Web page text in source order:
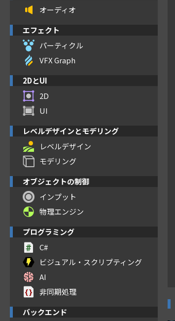
オーディオ
エフェクト
パーティクル
VFX Graph
2DとUI
2D
UI
レベルデザインとモデリング
レベルデザイン
モデリング
オブジェクトの制御
インプット
物理エンジン
プログラミング
C#
ビジュアル・スクリプティング
AI
非同期処理
バックエンド